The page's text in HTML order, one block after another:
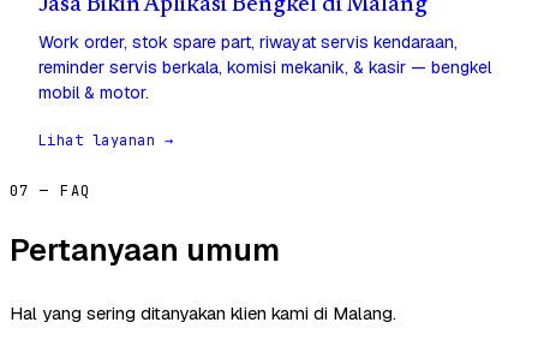
Jasa Bikin Aplikasi Bengkel di Malang
Work order, stok spare part, riwayat servis kendaraan,
reminder servis berkala, komisi mekanik, & kasir — bengkel
mobil & motor.
Lihat layanan →
07 — FAQ
Pertanyaan umum
Hal yang sering ditanyakan klien kami di Malang.